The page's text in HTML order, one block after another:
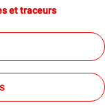
« Gérer
cookies. Dans le
les cookies
du site
pouvez
et traceurs